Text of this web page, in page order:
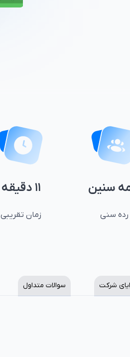
سنین
رده سنی
۱۱ دقیقه
زمان تقریبی
شرکت سوالات متداول